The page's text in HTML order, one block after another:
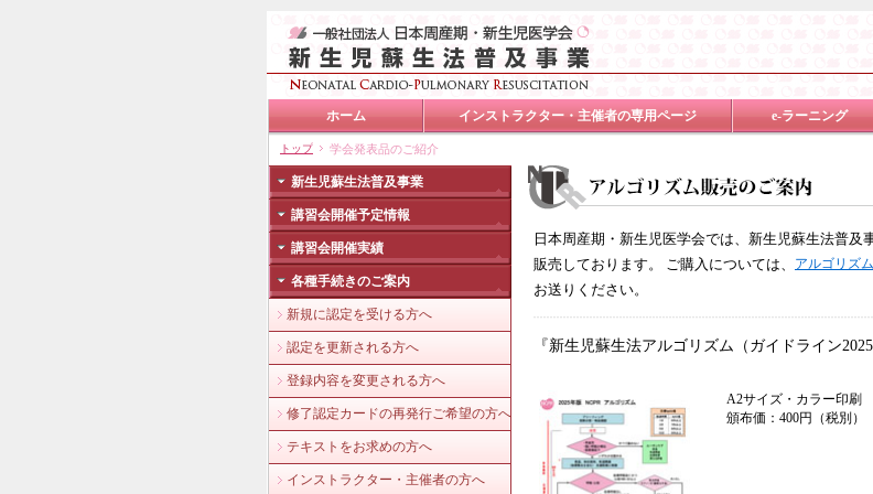
ホーム インストラクター・主催者の専用ページ e-ラーニング
トップ 学会発表品のご紹介
新生児蘇生法普及事業
講習会開催予定情報
講習会開催実績
各種手続きのご案内
新規に認定を受ける方へ
認定を更新される方へ
登録内容を変更される方へ
修了認定カードの再発行ご希望の方へ
テキストをお求めの方へ
インストラクター・主催者の方へ
日本周産期・新生児医学会では、新生児蘇生法普及
販売しております。 ご購入については、
アルゴリズ
お送りください。
『新生児蘇生法アルゴリズム（ガイドライン2025
A2サイズ・カラー印刷
頒布価：400円（税別）